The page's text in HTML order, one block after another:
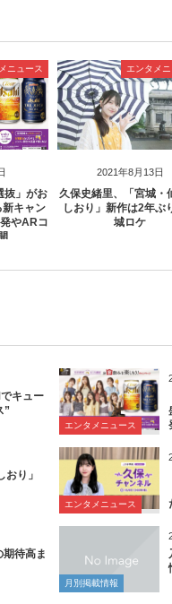
ニュース
抜」がお
キャン
やARコ
2021年8月13日
エンタメ
久保史緒里、「宮城・
しおり」新作は2年ぶ
城ロケ
キュー
”
エンタメニュース
り」
エンタメニュース
期待高ま
月別掲載情報